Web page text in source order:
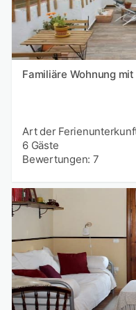
Familiäre Wohnung
Art der
6 Gäste
Bewertungen: 7